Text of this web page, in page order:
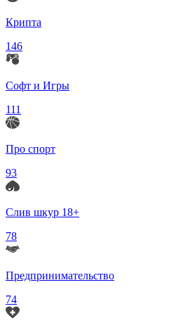
Крипта
146
Софт и Игры
111
Про спорт
93
Слив шкур 18+
78
Предпринимательство
74